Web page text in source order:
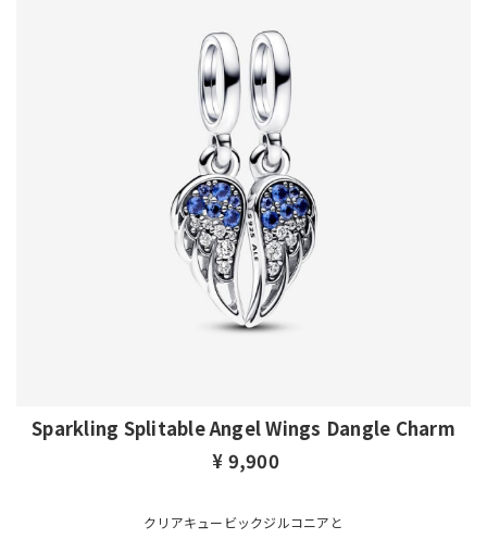
Sparkling Splitable Angel Wings Dangle Charm
¥ 9,900
クリアキュービックジルコニアと